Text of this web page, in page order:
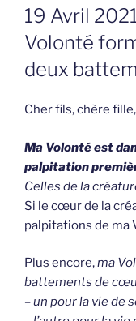
OP
19 Avril
Volonté
deux
Cher fils, chère fille,
Ma Volonté est
palpitation
Celles de la
Si le cœur de la
palpitations de ma
Plus encore,ma
battements de
– un pour la vie de